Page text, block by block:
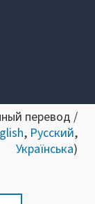
перевод /
, Русский,
Українська)